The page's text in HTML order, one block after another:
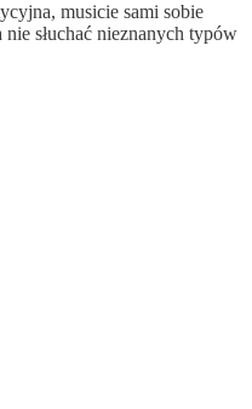
musicie sami sobie
słuchać nieznanych typów